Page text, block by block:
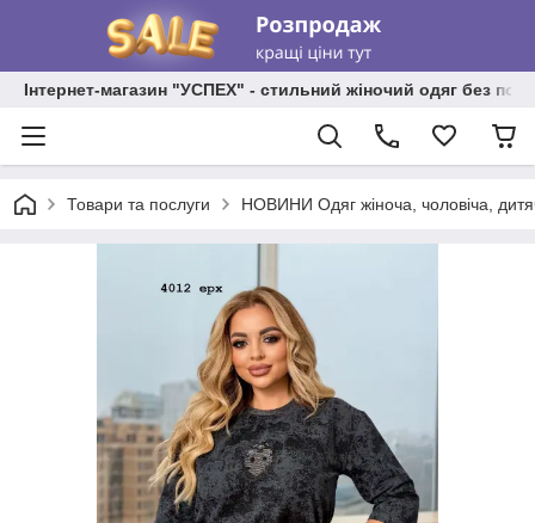
Інтернет-магазин "УСПЕХ" - стильний жіночий одяг без
Товари та послуги НОВИНИ Одяг жіноча, чоловіча,